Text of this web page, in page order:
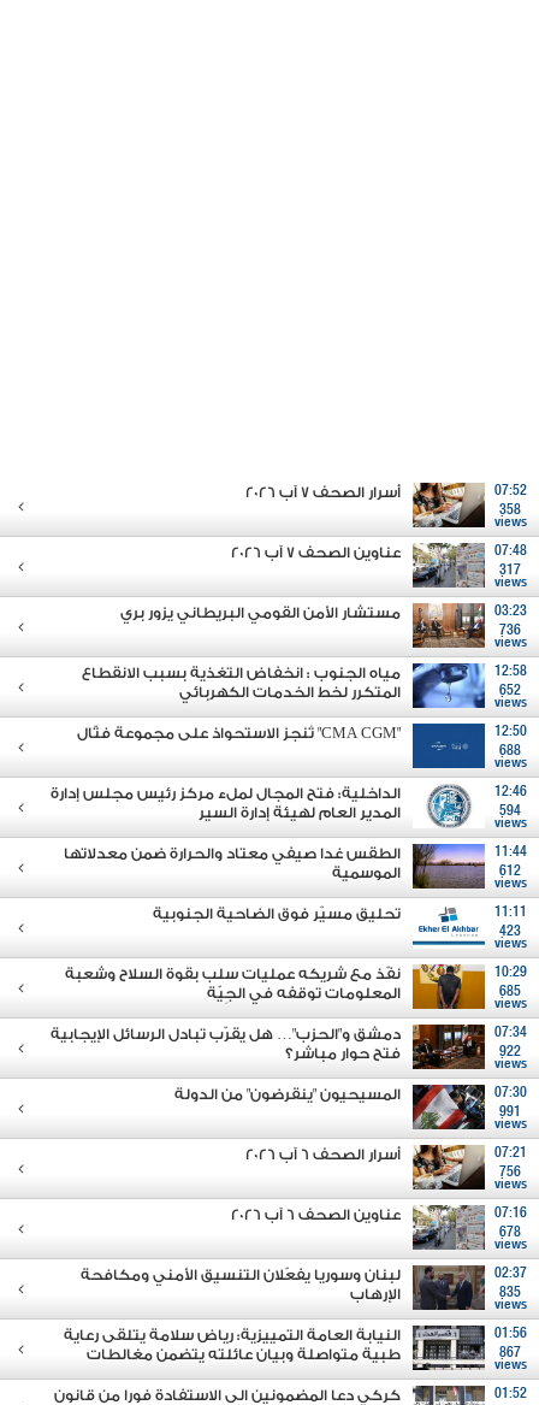
07:52
358
views
أسرار الصحف 7 آب 2026
07:48
317
views
عناوين الصحف 7 آب 2026
03:23
736
views
مستشار الأمن القومي البريطاني يزور بري
12:58
652
views
مياه الجنوب : انخفاض التغذية بسبب الانقطاع
المتكرر لخط الخدمات الكهربائي
12:50
688
views
"CMA CGM" تُنجز الاستحواذ على مجموعة فتّال
12:46
594
views
الداخلية: فتح المجال لملء مركز رئيس مجلس إدارة
المدير العام لهيئة إدارة السير
11:44
612
views
الطقس غدا صيفي معتاد والحرارة ضمن معدلاتها
الموسمية
11:11
423
views
تحليق مسيّر فوق الضاحية الجنوبية
10:29
685
views
نفّذ مع شريكه عمليات سلب بقوة السلاح وشعبة
المعلومات توقفه في الجِيّة
07:34
922
views
دمشق و"الحزب"… هل يقرّب تبادل الرسائل الإيجابية
فتح حوار مباشر؟
07:30
991
views
المسيحيون "ينقرضون" من الدولة
07:21
756
views
أسرار الصحف 6 آب 2026
07:16
678
views
عناوين الصحف 6 آب 2026
02:37
835
views
لبنان وسوريا يفعّلان التنسيق الأمني ومكافحة
الإرهاب
01:56
867
views
النيابة العامة التمييزية: رياض سلامة يتلقى رعاية
طبية متواصلة وبيان عائلته يتضمن مغالطات
01:52
كركي دعا المضمونين الى الاستفادة فورا من قانون